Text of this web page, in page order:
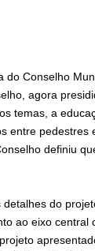
do Conselho
agora
temas, a
entre pedestres
definiu
do
ao eixo central